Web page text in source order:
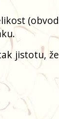
(obvod
jistotu, že